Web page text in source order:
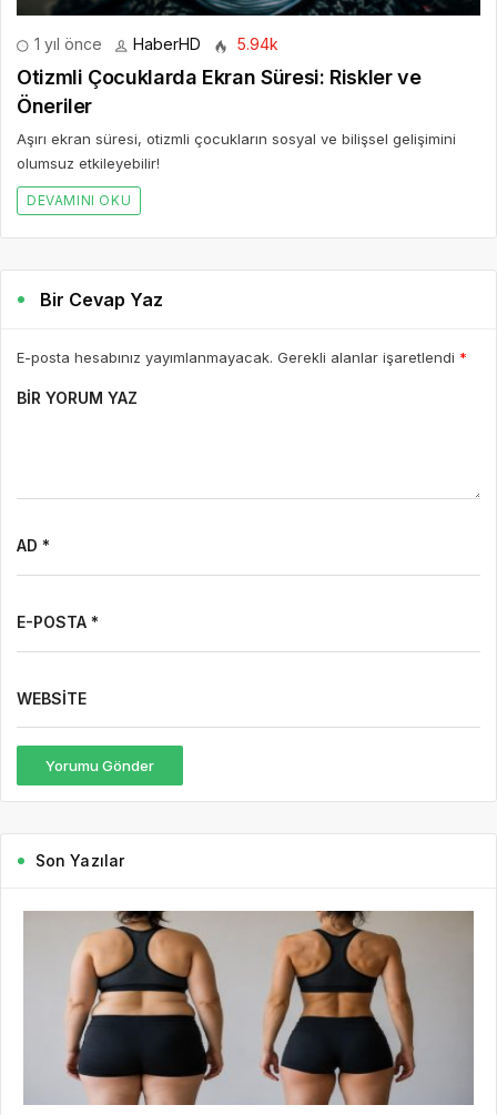
1 yıl önce HaberHD 5.94k
Otizmli Çocuklarda Ekran Süresi: Riskler ve
Öneriler
Aşırı ekran süresi, otizmli çocukların sosyal ve bilişsel gelişimini
olumsuz etkileyebilir!
DEVAMINI OKU
Bir Cevap Yaz
E-posta hesabınız yayımlanmayacak. Gerekli alanlar işaretlendi *
BIR YORUM YAZ
AD *
E-POSTA *
WEBSITE
Yorumu Gönder
Son Yazılar